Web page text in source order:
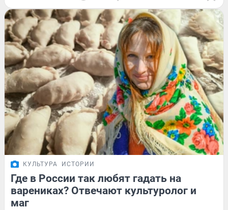
КУЛЬТУРА ИСТОРИИ
Где в России так любят гадать на
варениках? Отвечают культуролог и
маг